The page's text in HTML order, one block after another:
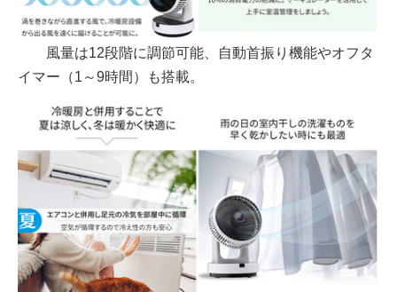
風量は12段階に調節可能、自動首振り機能やオフタ
イマー（1～9時間）も搭載。